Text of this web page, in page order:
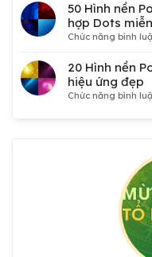
50 Hình nền
hợp Dots
Chức năng bình
20 Hình nền
hiệu ứng đẹp
Chức năng bình